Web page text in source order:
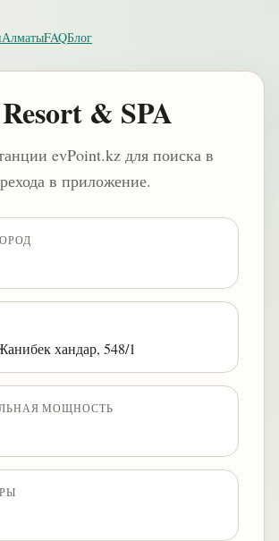
АлматыFAQБлог
& SPA
evPoint.kz для поиска в
в приложение.
хандар, 548/1
МОЩНОСТЬ